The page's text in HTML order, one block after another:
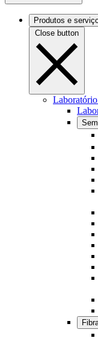
Produtos e
Close button